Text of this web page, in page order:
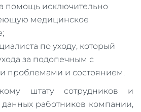
помощь исключительно
медицинское
по уходу, который
за подопечным с
проблемами и состоянием.
штату сотрудников и
работников компании,